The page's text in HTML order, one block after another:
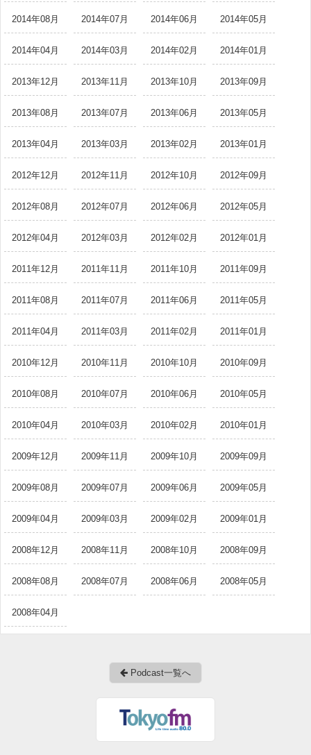
2014年08月 2014年07月 2014年06月 2014年05月
2014年04月 2014年03月 2014年02月 2014年01月
2013年12月 2013年11月 2013年10月 2013年09月
2013年08月 2013年07月 2013年06月 2013年05月
2013年04月 2013年03月 2013年02月 2013年01月
2012年12月 2012年11月 2012年10月 2012年09月
2012年08月 2012年07月 2012年06月 2012年05月
2012年04月 2012年03月 2012年02月 2012年01月
2011年12月 2011年11月 2011年10月 2011年09月
2011年08月 2011年07月 2011年06月 2011年05月
2011年04月 2011年03月 2011年02月 2011年01月
2010年12月 2010年11月 2010年10月 2010年09月
2010年08月 2010年07月 2010年06月 2010年05月
2010年04月 2010年03月 2010年02月 2010年01月
2009年12月 2009年11月 2009年10月 2009年09月
2009年08月 2009年07月 2009年06月 2009年05月
2009年04月 2009年03月 2009年02月 2009年01月
2008年12月 2008年11月 2008年10月 2008年09月
2008年08月 2008年07月 2008年06月 2008年05月
2008年04月
Podcast一覧へ